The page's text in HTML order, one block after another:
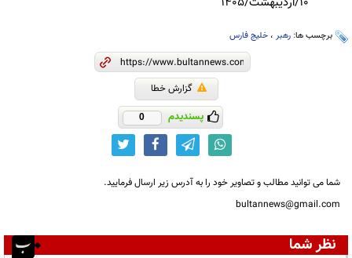
برچسب ها: رهبر ، خلیج فارس
گزارش خطا
پسندیدم 0
شما می توانید مطالب و تصاویر خود را به آدرس زیر ارسال فرمایید.
bultannews@gmail.com
نظر شما